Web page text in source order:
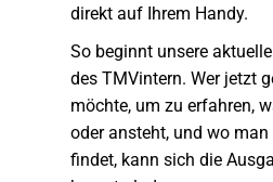
direkt auf Ihrem Handy.
So beginnt unsere
des TMVintern. Wer jetzt
möchte, um zu erfahren,
oder ansteht, und wo man
findet, kann sich die